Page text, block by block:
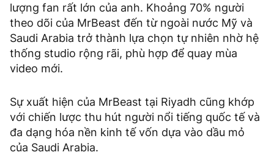
lượng fan rất lớn của anh. Khoảng 70% người
theo dõi của MrBeast đến từ ngoài nước Mỹ và
Saudi Arabia trở thành lựa chọn tự nhiên nhờ hệ
thống studio rộng rãi, phù hợp để quay mùa
video mới.
Sự xuất hiện của MrBeast tại Riyadh cũng khớp
với chiến lược thu hút người nổi tiếng quốc tế và
đa dạng hóa nền kinh tế vốn dựa vào dầu mỏ
của Saudi Arabia.